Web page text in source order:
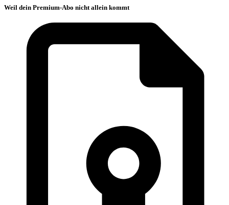
Weil dein Premium-Abo nicht allein kommt